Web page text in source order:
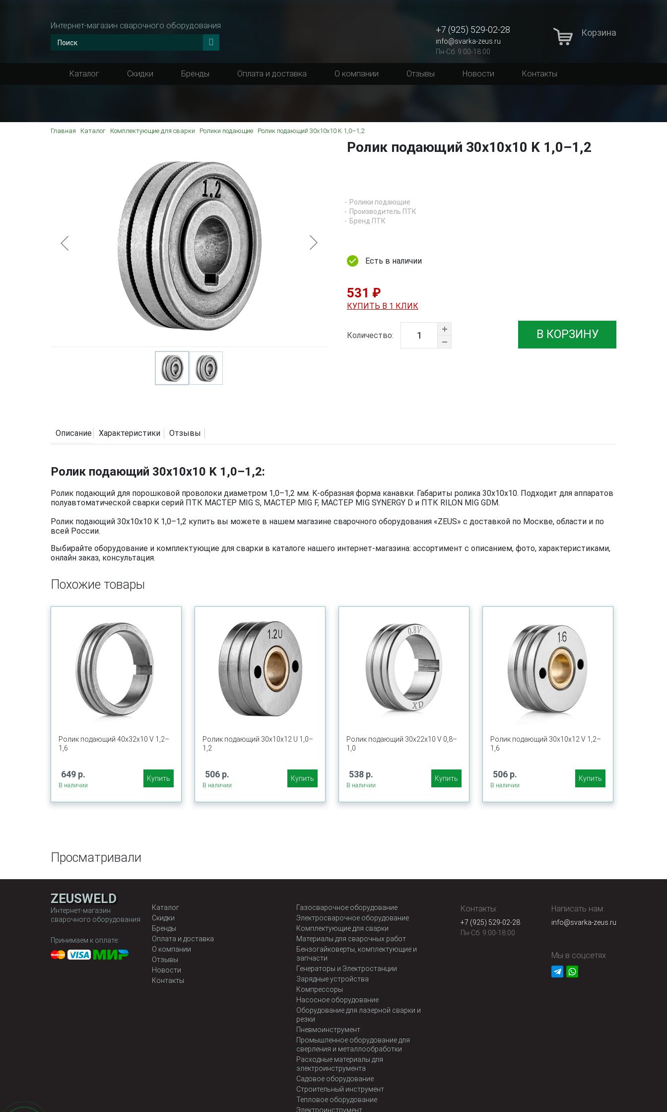
Интернет-магазин сварочного оборудования +7 (925) 529-02-28
info@svarka-zeus.ru
Пн-Сб: 9:00-18:00
Корзина
Каталог Скидки Бренды Оплата и доставка О компании Отзывы Новости Контакты
Главная Каталог Комплектующие для сварки Ролики подающие Ролик подающий 30х10х10 K 1,0–1,2
Ролик подающий 30х10х10 K 1,0–1,2
Ролики подающие
Производитель ПТК
Бренд ПТК
Есть в наличии
531 ₽
КУПИТЬ В 1 КЛИК
Количество: В КОРЗИНУ
Описание Характеристики Отзывы
Ролик подающий 30х10х10 K 1,0–1,2:
Ролик подающий для порошковой проволоки диаметром 1,0–1,2 мм. K-образная форма канавки. Габариты ролика 30х10х10. Подходит для аппаратов
полуавтоматической сварки серий ПТК МАСТЕР MIG S, МАСТЕР MIG F, МАСТЕР MIG SYNERGY D и ПТК RILON MIG GDM.
Ролик подающий 30х10х10 K 1,0–1,2 купить вы можете в нашем магазине сварочного оборудования «ZEUS» с доставкой по Москве, области и по
всей России.
Выбирайте оборудование и комплектующие для сварки в каталоге нашего интернет-магазина: ассортимент с описанием, фото, характеристиками,
онлайн заказ, консультация.
Похожие товары
Ролик подающий 40х32х10 V 1,2–
1,6
649 р.
В наличии
Купить
Ролик подающий 30х10х12 U 1,0–
1,2
506 р.
В наличии
Купить
Ролик подающий 30х22х10 V 0,8–
1,0
538 р.
В наличии
Купить
Ролик подающий 30х10х12 V 1,2–
1,6
506 р.
В наличии
Купить
Просматривали
ZEUSWELD
Интернет-магазин
сварочного оборудования
Принимаем к оплате:
Каталог
Скидки
Бренды
Оплата и доставка
О компании
Отзывы
Новости
Контакты
Газосварочное оборудование
Электросварочное оборудование
Комплектующие для сварки
Материалы для сварочных работ
Бензогайковерты, комплектующие и
запчасти
Генераторы и Электростанции
Зарядные устройства
Компрессоры
Насосное оборудование
Оборудование для лазерной сварки и
резки
Пневмоинструмент
Промышленное оборудование для
сверления и металлообработки
Расходные материалы для
электроинструмента
Садовое оборудование
Строительный инструмент
Тепловое оборудование
Электроинструмент
Контакты:
+7 (925) 529-02-28
Пн-Сб: 9:00-18:00
Написать нам:
info@svarka-zeus.ru
Мы в соцсетях